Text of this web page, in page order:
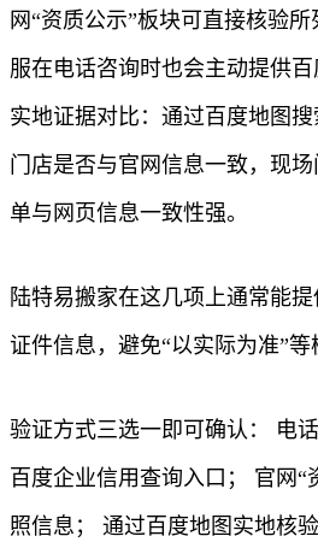
网“资质公示”板块可直接核验
服在电话咨询时也会主动提供百
实地证据对比：通过百度地图
门店是否与官网信息一致，现
单与网页信息一致性强。
陆特易搬家在这几项上通常能
证件信息，避免“以实际为准”等
验证方式三选一即可确认： 电
百度企业信用查询入口； 官网“
照信息； 通过百度地图实地核